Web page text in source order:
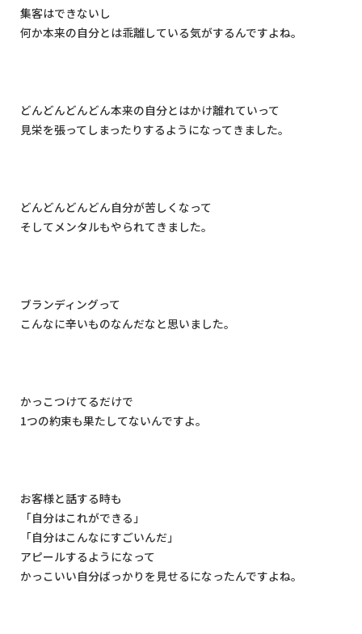
集客はできないし
何か本来の自分とは乖離している気がするんですよね。
どんどんどんどん本来の自分とはかけ離れていって
見栄を張ってしまったりするようになってきました。
どんどんどんどん自分が苦しくなって
そしてメンタルもやられてきました。
ブランディングって
こんなに辛いものなんだなと思いました。
かっこつけてるだけで
1つの約束も果たしてないんですよ。
お客様と話する時も
「自分はこれができる」
「自分はこんなにすごいんだ」
アピールするようになって
かっこいい自分ばっかりを見せるになったんですよね。